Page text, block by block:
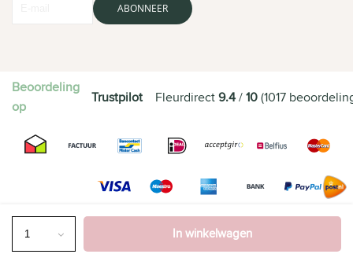
ABONNEER
Beoordeling
op
Trustpilot Fleurdirect9.4/10(1017
In winkelwagen